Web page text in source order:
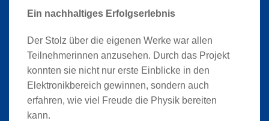
Ein nachhaltiges Erfolgserlebnis
Der Stolz über die eigenen Werke war allen
Teilnehmerinnen anzusehen. Durch das Projekt
konnten sie nicht nur erste Einblicke in den
Elektronikbereich gewinnen, sondern auch
erfahren, wie viel Freude die Physik bereiten
kann.